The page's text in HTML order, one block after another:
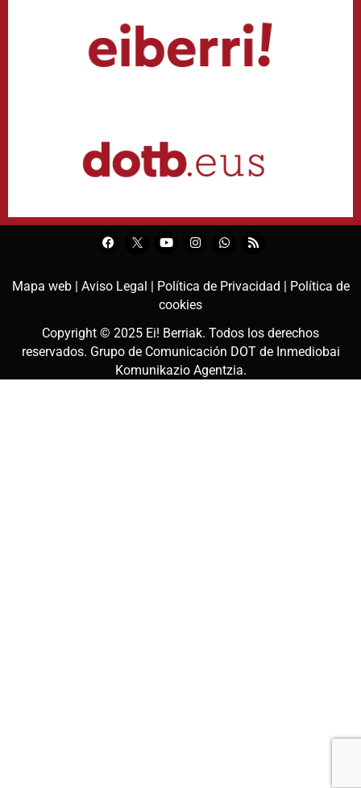
Mapa web | Aviso Legal | Política de Privacidad | Política de
cookies
Copyright © 2025 Ei! Berriak. Todos los derechos
reservados. Grupo de Comunicación DOT de Inmediobai
Komunikazio Agentzia.